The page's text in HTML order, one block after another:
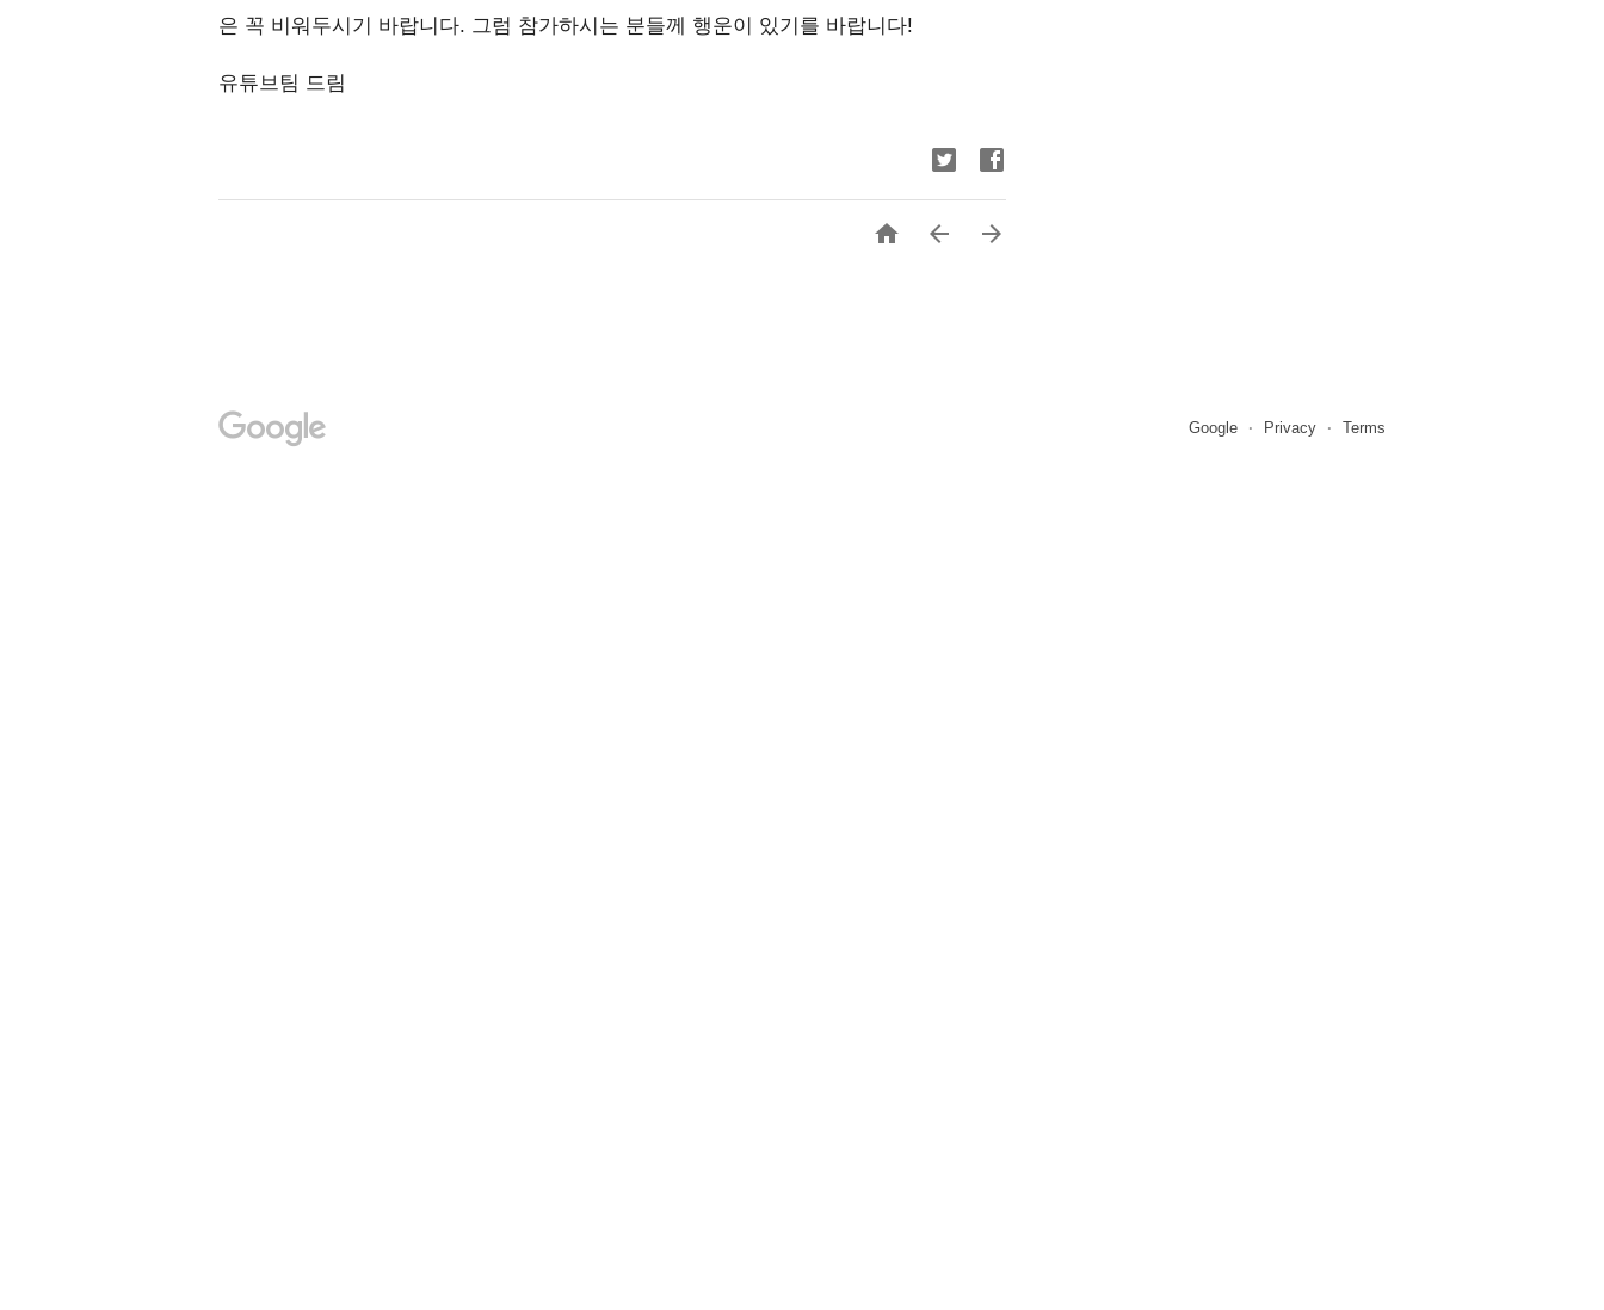
은 꼭 비워두시기 바랍니다. 그럼 참가하시는 분들께 행운이 있기를 바랍니다!
유튜브팀 드림
  
Google Privacy Terms